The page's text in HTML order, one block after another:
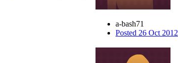
a-bash71
Posted 26 Oct 2012